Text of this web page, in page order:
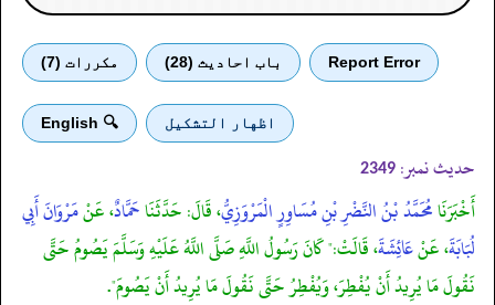
Report Error باب احادیث (28) مكررات (7)
اظهار التشكيل 🔍 English
حدیث نمبر: 2349
أَخْبَرَنَامُحَمَّدُ بْنُ النَّضْرِ بْنِ مُسَاوِرٍ الْمَرْوَزِيُّ، قَالَ: حَدَّثَنَاحَمَّادٌ، عَنْمَرْوَانَ أَبِي
لُبَابَةَ، عَنْعَائِشَةَ، قَالَتْ:" كَانَ رَسُولُ اللَّهِ صَلَّى اللَّهُ عَلَيْهِ وَسَلَّمَ يَصُومُ حَتَّى
نَقُولَ مَا يُرِيدُ أَنْ يُفْطِرَ، وَيُفْطِرُ حَتَّى نَقُولَ مَا يُرِيدُ أَنْ يَصُومَ".